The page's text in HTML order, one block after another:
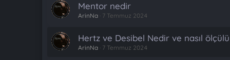
Mentor nedir
ArinNa 7 Temmuz 2024
Hertz ve Desibel Nedir ve nasıl
ArinNa 7 Temmuz 2024